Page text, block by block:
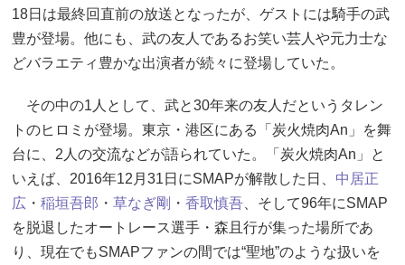
18日は最終回直前の放送となったが、ゲストには騎手の武
豊が登場。他にも、武の友人であるお笑い芸人や元力士な
どバラエティ豊かな出演者が続々に登場していた。
その中の1人として、武と30年来の友人だというタレン
トのヒロミが登場。東京・港区にある「炭火焼肉An」を舞
台に、2人の交流などが語られていた。「炭火焼肉An」と
いえば、2016年12月31日にSMAPが解散した日、 中居正
広 ・ 稲垣吾郎 ・ 草なぎ剛 ・ 香取慎吾 、そして96年にSMAP
を脱退したオートレース選手・森且行が集った場所であ
り、現在でもSMAPファンの間では“聖地”のような扱いを